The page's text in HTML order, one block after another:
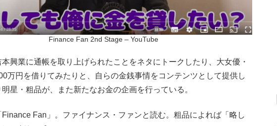
Finance Fan 2nd Stage – YouTube
興業に通帳を取り上げられたことをネタにトークしたり、大女優・
万円を借りてみたりと、自らの金銭事情をコンテンツとして提供し
星・粗品が、また新たなお金の企画を行っている。
Fan」。ファイナンス・ファンと読む。粗品によれば「略し